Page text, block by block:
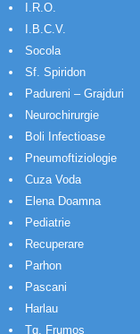
I.R.O.
I.B.C.V.
Socola
Sf. Spiridon
Padureni – Grajduri
Neurochirurgie
Boli Infectioase
Pneumoftiziologie
Cuza Voda
Elena Doamna
Pediatrie
Recuperare
Parhon
Pascani
Harlau
Tg. Frumos